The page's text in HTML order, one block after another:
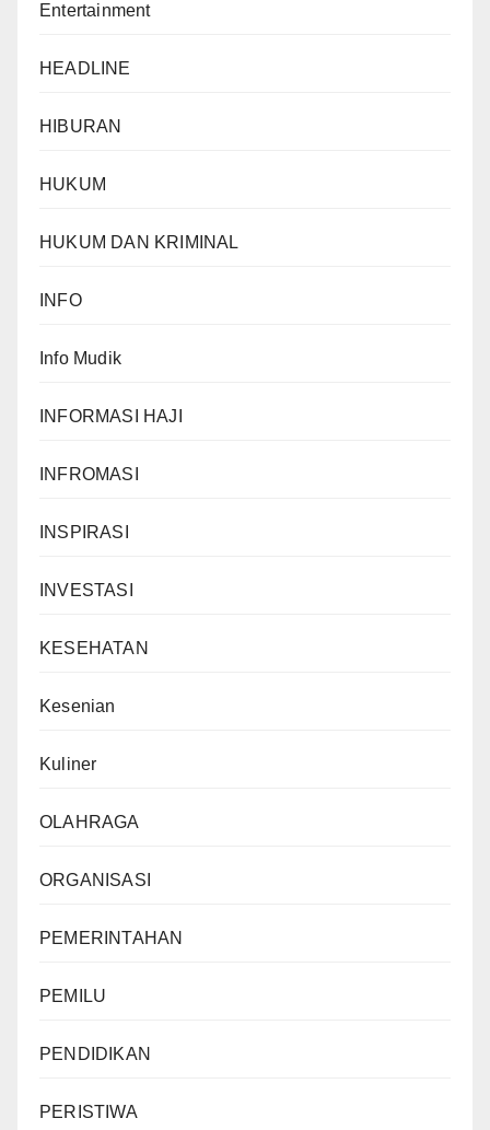
Entertainment
HEADLINE
HIBURAN
HUKUM
HUKUM DAN KRIMINAL
INFO
Info Mudik
INFORMASI HAJI
INFROMASI
INSPIRASI
INVESTASI
KESEHATAN
Kesenian
Kuliner
OLAHRAGA
ORGANISASI
PEMERINTAHAN
PEMILU
PENDIDIKAN
PERISTIWA